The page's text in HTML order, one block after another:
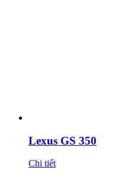
Lexus GS 350
Chi tiết